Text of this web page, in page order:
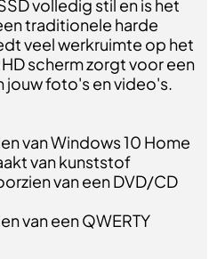
volledig stil en is het
traditionele harde
veel werkruimte op het
scherm zorgt voor een
jouw foto's en video's.
van Windows 10 Home
van kunststof
van een DVD/CD
van een QWERTY